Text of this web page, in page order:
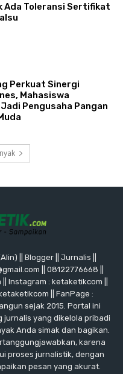
Ada Toleransi Sertifikat
Perkuat Sinergi
Mahasiswa
Pengusaha Pangan
|| Blogger || Jurnalis ||
|| 08122776668 ||
Instagram : ketaketikcom ||
|| FanPage :
sejak 2015. Portal ini
yang dikelola pribadi
Anda simak dan bagikan.
karena
proses jurnalistik, dengan
pesan yang akurat.